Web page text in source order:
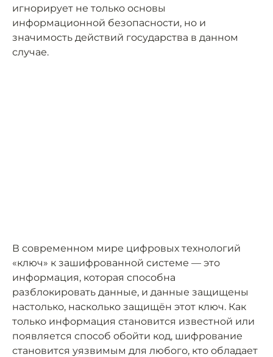
игнорирует не только основы
информационной безопасности, но и
значимость действий государства в данном
случае.
В современном мире цифровых технологий
«ключ» к зашифрованной системе — это
информация, которая способна
разблокировать данные, и данные защищены
настолько, насколько защищён этот ключ. Как
только информация становится известной или
появляется способ обойти код, шифрование
становится уязвимым для любого, кто обладает